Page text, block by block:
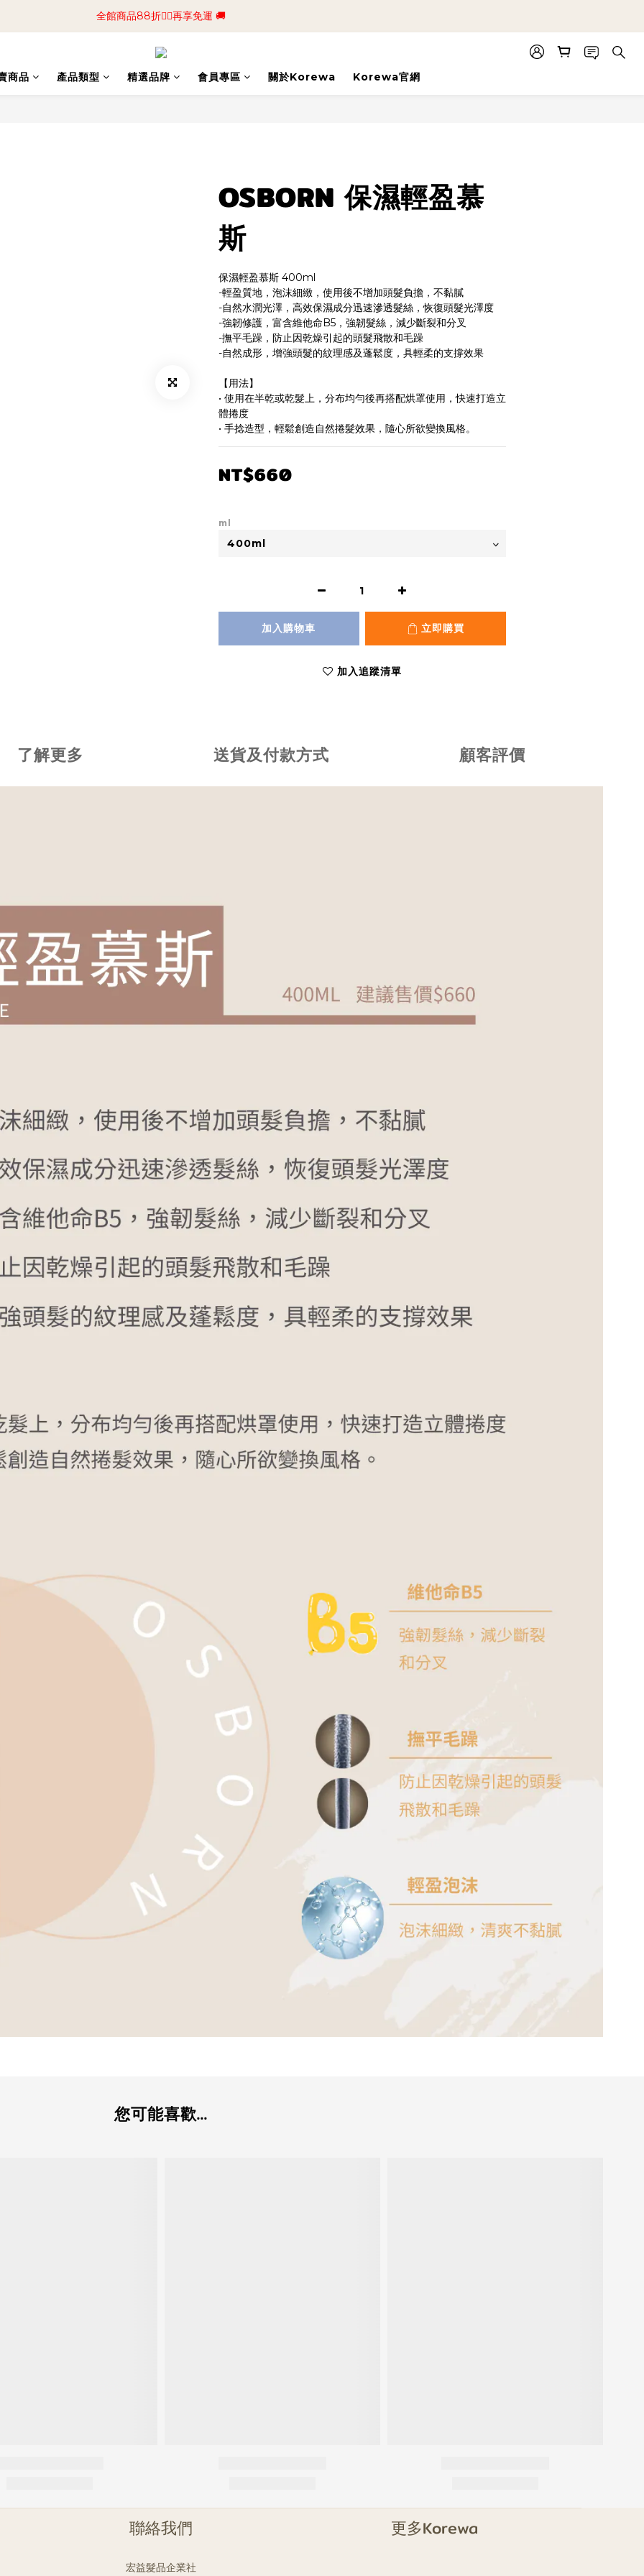
📢加入商城會員領$50💰購物金📢立即註冊
全館商品88折🧔‍♂️再享免運 🚚
📢加入商城會員領$50💰購物金📢立即註冊
商品 產品類型 精選品牌 會員專區 關於Korewa Korewa官網
OSBORN 保濕輕盈慕
斯
保濕輕盈慕斯 400ml
-輕盈質地，泡沫細緻，使用後不增加頭髮負擔，不黏膩
-自然水潤光澤，高效保濕成分迅速滲透髮絲，恢復頭髮光澤度
-強韌修護，富含維他命B5，強韌髮絲，減少斷裂和分叉
-撫平毛躁，防止因乾燥引起的頭髮飛散和毛躁
-自然成形，增強頭髮的紋理感及蓬鬆度，具輕柔的支撐效果
【用法】
• 使用在半乾或乾髮上，分布均勻後再搭配烘罩使用，快速打造立
體捲度
• 手捻造型，輕鬆創造自然捲髮效果，隨心所欲變換風格。
NT$660
ml
加入購物車 立即購買
加入追蹤清單
了解更多 送貨及付款方式 顧客評價
您可能喜歡...
聯絡我們
宏益髮品企業社
更多Korewa